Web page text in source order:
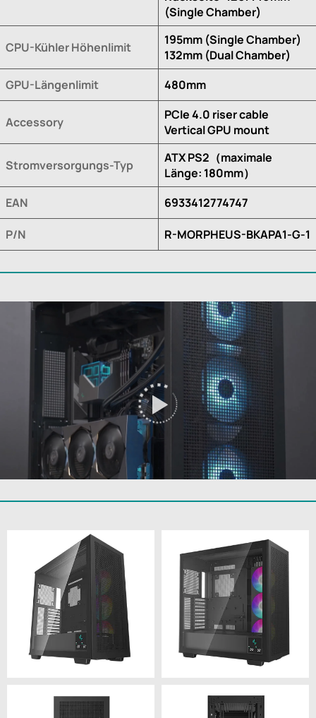
(Single Chamber)
CPU-Kühler Höhenlimit
195mm (Single Chamber)
132mm (Dual Chamber)
GPU-Längenlimit
480mm
Accessory
PCIe 4.0 riser cable
Vertical GPU mount
Stromversorgungs-Typ
ATX PS2（maximale
Länge: 180mm）
EAN
6933412774747
P/N R-MORPHEUS-BKAPA1-G-1